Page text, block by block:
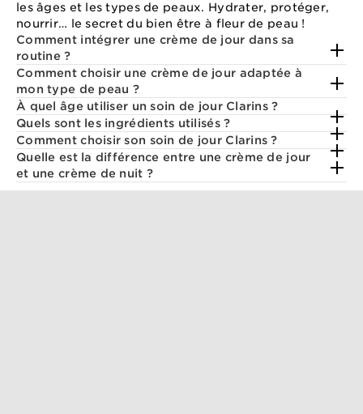
les âges et les types de peaux. Hydrater, protéger,
nourrir… le secret du bien être à fleur de peau !
Comment intégrer une crème de jour dans sa
routine ?
Comment choisir une crème de jour adaptée à
mon type de peau ?
À quel âge utiliser un soin de jour Clarins ?
Quels sont les ingrédients utilisés ?
Comment choisir son soin de jour Clarins ?
Quelle est la différence entre une crème de jour
et une crème de nuit ?